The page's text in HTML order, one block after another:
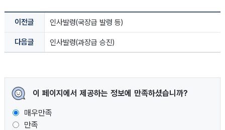
이전글 인사발령(국장급 발령 등)
다음글 인사발령(과장급 승진)
이 페이지에서 제공하는 정보에 만족하셨습니까?
매우만족
만족